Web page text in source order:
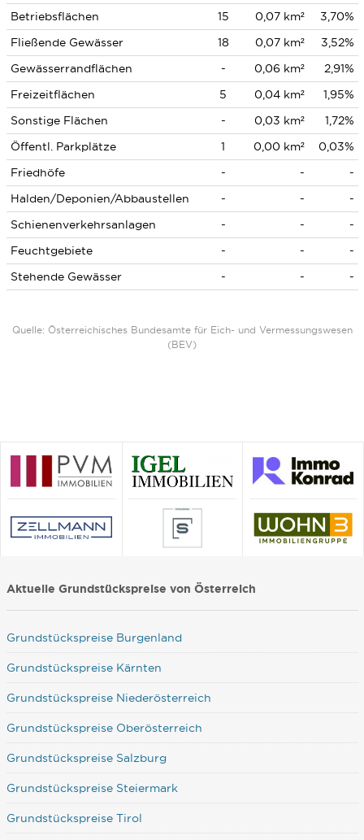
Betriebsflächen 15 0,07 km²
3,70%
Fließende Gewässer
18 0,07 km²
3,52%
Gewässerrandflächen
- 0,06 km²
2,91%
Freizeitflächen
5 0,04 km²
1,95%
Sonstige Flächen
- 0,03 km²
1,72%
Öffentl. Parkplätze
1 0,00 km²
0,03%
Friedhöfe
- -
-
Halden/Deponien/Abbaustellen
- -
-
Schienenverkehrsanlagen
- -
-
Feuchtgebiete
- -
-
Stehende Gewässer
- - -
Quelle: Österreichisches Bundesamte für Eich- und Vermessungswesen
(BEV)
Aktuelle Grundstückspreise von Österreich
Grundstückspreise Burgenland
Grundstückspreise Kärnten
Grundstückspreise Niederösterreich
Grundstückspreise Oberösterreich
Grundstückspreise Salzburg
Grundstückspreise Steiermark
Grundstückspreise Tirol